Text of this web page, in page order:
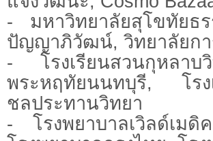
- มหาวิทยาลัยสุโขทัยธ
ปัญญาภิวัฒน์, วิทยาลัยก
- โรงเรียนสวนกุหลา
พระหฤทัยนนทบุรี, โรง
ชลประทานวิทยา
- โรงพยาบาลเวิลด์เม